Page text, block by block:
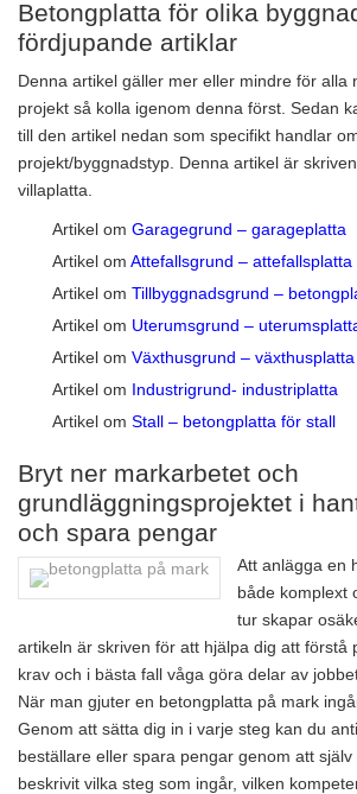
Betongplatta för olika
fördjupande artiklar
Denna artikel gäller mer eller mindre för alla
projekt så kolla igenom denna först. Sedan
till den artikel nedan som specifikt handlar
projekt/byggnadstyp. Denna artikel är
villaplatta.
Artikel om Garagegrund – garageplatta
Artikel om Attefallsgrund – attefallsplatta
Artikel om Tillbyggnadsgrund –
Artikel om Uterumsgrund –
Artikel om Växthusgrund – växthusplatta
Artikel om Industrigrund- industriplatta
Artikel om Stall – betongplatta för stall
Bryt ner markarbetet och
grundläggningsprojektet i
och spara pengar
Att anlägga en
både komplext
tur skapar
artikeln är skriven för att hjälpa dig att förstå
krav och i bästa fall våga göra delar av
När man gjuter en betongplatta på mark
Genom att sätta dig in i varje steg kan du
beställare eller spara pengar genom att
beskrivit vilka steg som ingår, vilken